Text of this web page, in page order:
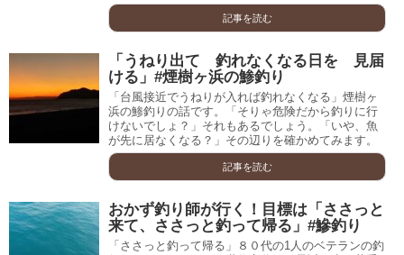
記事を読む
「うねり出て 釣れなくなる日を 見届
ける」#煙樹ヶ浜の鯵釣り
「台風接近でうねりが入れば釣れなくなる」煙樹ヶ
浜の鯵釣りの話です。「そりゃ危険だから釣りに行
けないでしょ？」それもあるでしょう。「いや、魚
が先に居なくなる？」その辺りを確かめてみます。
記事を読む
おかず釣り師が行く！目標は「ささっと
来て、ささっと釣って帰る」#鰺釣り
「ささっと釣って帰る」８０代の1人のベテランの釣